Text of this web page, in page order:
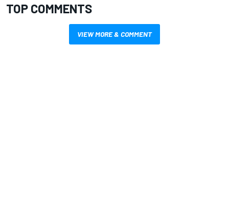
TOP COMMENTS
VIEW MORE & COMMENT